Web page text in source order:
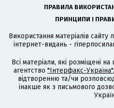
ПРАВИЛА
ПРИНЦИПИ І
Використання матеріалів
інтернет-видань -
Всі матеріали, які розміщені
агентство "Інтерфакс-Україна"
відтворенню та/чи
інакше як з письмового